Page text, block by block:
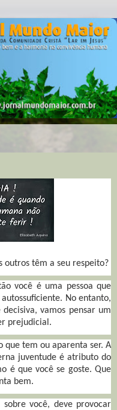
outros têm a seu respeito?
você é uma pessoa que
No entanto,
vamos pensar um
prejudicial.
que tem ou aparenta ser. A
juventude é atributo do
é que você se goste. Que
bem.
você, deve provocar